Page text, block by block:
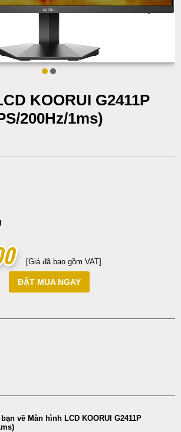
KOORUI G2411P
200Hz/1ms)
[Giá đã bao gồm VAT]
ĐẶT MUA NGAY
về Màn hình LCD KOORUI G2411P